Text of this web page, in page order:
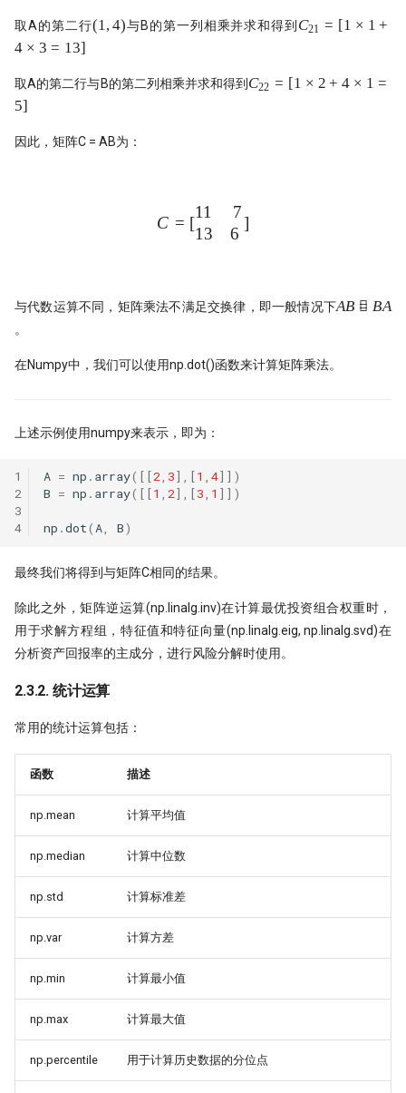
+
3\times1
取A的第二行(1,
(1,4)与B的第一列相乘并求和得到 C_{21}
+
C21 = [1 × 1 +
4 × 3 = 13]
取A的第二行与B的第二列相乘并求和得到 C_{22}
C22 = [1 × 2 + 4 × 1 =
5]
因此，矩阵C = AB为：
C = \begin{bmatrix} 11 &
C = [
11
13
7
6
]
与代数运算不同，矩阵乘法不满足交换律，即一般情况下AB
AB 
= BA
。
在Numpy中，我们可以使用np.dot()函数来计算矩阵乘法。
上述示例使用numpy来表示，即为：
1
2
3
4
A = np . array([[2, 3],[1 , 4]])
B = np . array([[1 , 2],[3, 1 ]])
np .dot(A, B)
最终我们将得到与矩阵C相同的结果。
除此之外，矩阵逆运算(np.linalg.inv)在计算最优投资组合权重时，
用于求解方程组，特征值和特征向量(np.linalg.eig, np.linalg.svd)在
分析资产回报率的主成分，进行风险分解时使用。
2.3.2. 统计运算
常用的统计运算包括：
函数 描述
np.mean 计算平均值
np.median 计算中位数
np.std 计算标准差
np.var 计算方差
np.min 计算最小值
np.max 计算最大值
np.percentile 用于计算历史数据的分位点